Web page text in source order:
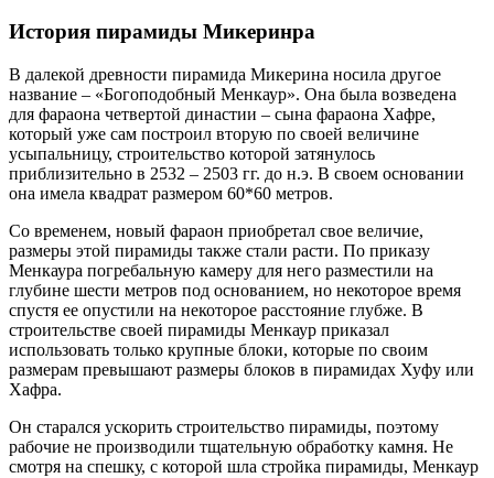
История пирамиды Микеринра
В далекой древности пирамида Микерина носила другое
название – «Богоподобный Менкаур». Она была возведена
для фараона четвертой династии – сына фараона Хафре,
который уже сам построил вторую по своей величине
усыпальницу, строительство которой затянулось
приблизительно в 2532 – 2503 гг. до н.э. В своем основании
она имела квадрат размером 60*60 метров.
Со временем, новый фараон приобретал свое величие,
размеры этой пирамиды также стали расти. По приказу
Менкаура погребальную камеру для него разместили на
глубине шести метров под основанием, но некоторое время
спустя ее опустили на некоторое расстояние глубже. В
строительстве своей пирамиды Менкаур приказал
использовать только крупные блоки, которые по своим
размерам превышают размеры блоков в пирамидах Хуфу или
Хафра.
Он старался ускорить строительство пирамиды, поэтому
рабочие не производили тщательную обработку камня. Не
смотря на спешку, с которой шла стройка пирамиды, Менкаур